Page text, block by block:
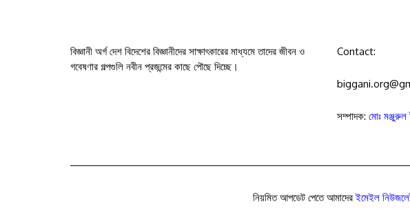
বিজ্ঞানী অর্গ দেশ বিদেশের বিজ্ঞানীদের সাক্ষাৎকারের মাধ্যমে তাদের জীবন ও
গবেষণার গল্পগুলি নবীন প্রজন্মের কাছে পৌছে দিচ্ছে।
Contact:
সম্পাদক: মোঃ মঞ্জুরুল
নিয়মিত আপডেট পেতে আমাদেরইমেইল